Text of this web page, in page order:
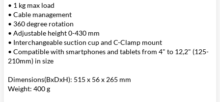
• 1 kg max load
• Cable management
• 360 degree rotation
• Adjustable height 0-430 mm
• Interchangeable suction cup and C-Clamp mount
• Compatible with smartphones and tablets from 4" to 12,2" (125-
210mm) in size
Dimensions(BxDxH): 515 x 56 x 265 mm
Weight: 400 g